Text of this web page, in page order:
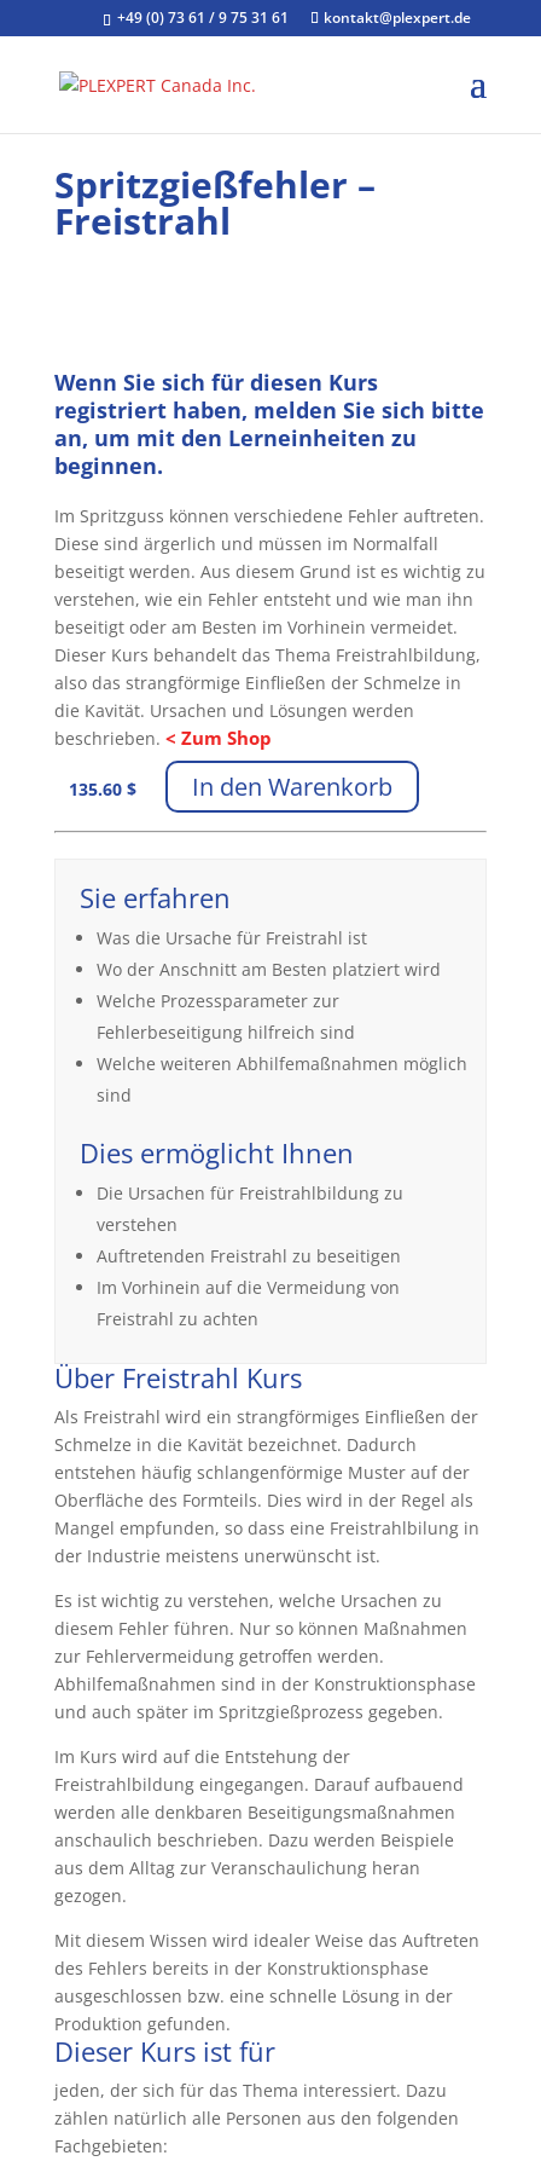
+49 (0) 73 61 / 9 75 31 61 kontakt@plexpert.de
Spritzgießfehler –
Freistrahl
Wenn Sie sich für diesen Kurs
registriert haben, melden Sie sich bitte
an, um mit den Lerneinheiten zu
beginnen.
Im Spritzguss können verschiedene Fehler auftreten.
Diese sind ärgerlich und müssen im Normalfall
beseitigt werden. Aus diesem Grund ist es wichtig zu
verstehen, wie ein Fehler entsteht und wie man ihn
beseitigt oder am Besten im Vorhinein vermeidet.
Dieser Kurs behandelt das Thema Freistrahlbildung,
also das strangförmige Einfließen der Schmelze in
die Kavität. Ursachen und Lösungen werden
beschrieben. < Zum Shop
135.60 $ In den Warenkorb
Sie erfahren
Was die Ursache für Freistrahl ist
Wo der Anschnitt am Besten platziert wird
Welche Prozessparameter zur
Fehlerbeseitigung hilfreich sind
Welche weiteren Abhilfemaßnahmen möglich
sind
Dies ermöglicht Ihnen
Die Ursachen für Freistrahlbildung zu
verstehen
Auftretenden Freistrahl zu beseitigen
Im Vorhinein auf die Vermeidung von
Freistrahl zu achten
Über Freistrahl Kurs
Als Freistrahl wird ein strangförmiges Einfließen der
Schmelze in die Kavität bezeichnet. Dadurch
entstehen häufig schlangenförmige Muster auf der
Oberfläche des Formteils. Dies wird in der Regel als
Mangel empfunden, so dass eine Freistrahlbilung in
der Industrie meistens unerwünscht ist.
Es ist wichtig zu verstehen, welche Ursachen zu
diesem Fehler führen. Nur so können Maßnahmen
zur Fehlervermeidung getroffen werden.
Abhilfemaßnahmen sind in der Konstruktionsphase
und auch später im Spritzgießprozess gegeben.
Im Kurs wird auf die Entstehung der
Freistrahlbildung eingegangen. Darauf aufbauend
werden alle denkbaren Beseitigungsmaßnahmen
anschaulich beschrieben. Dazu werden Beispiele
aus dem Alltag zur Veranschaulichung heran
gezogen.
Mit diesem Wissen wird idealer Weise das Auftreten
des Fehlers bereits in der Konstruktionsphase
ausgeschlossen bzw. eine schnelle Lösung in der
Produktion gefunden.
Dieser Kurs ist für
jeden, der sich für das Thema interessiert. Dazu
zählen natürlich alle Personen aus den folgenden
Fachgebieten: